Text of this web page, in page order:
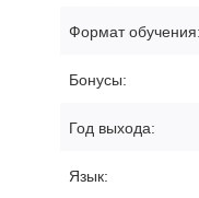
Формат обучения:
Бонусы:
Год выхода:
Язык: